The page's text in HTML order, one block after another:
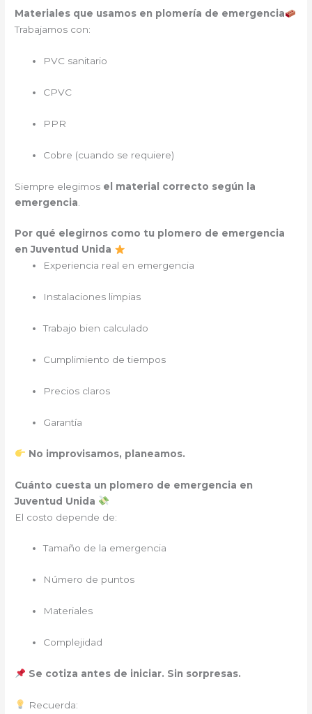
Materiales que usamos en plomería de emergencia
Trabajamos con:
PVC sanitario
CPVC
PPR
Cobre (cuando se requiere)
Siempre elegimos el material correcto según la
emergencia
Por qué elegirnos como tu plomero de emergencia
en Juventud Unida
Experiencia real en emergencia
Instalaciones limpias
Trabajo bien calculado
Cumplimiento de tiempos
Precios claros
Garantía
No improvisamos, planeamos.
Cuánto cuesta un plomero de emergencia en
Juventud Unida
El costo depende de:
Tamaño de la emergencia
Número de puntos
Materiales
Complejidad
Se cotiza antes de iniciar. Sin sorpresas.
Recuerda: